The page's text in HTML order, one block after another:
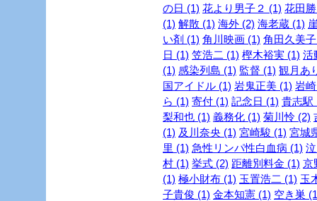
の日 (1) 花より男子２ (1) 花田
(1) 解散 (1) 海外 (2) 海老蔵 (1)
い剤 (1) 角川映画 (1) 角田久美
日 (1) 笠浩二 (1) 樫木裕実 (1) 活
(1) 感染列島 (1) 監督 (1) 観月あ
国アイドル (1) 岩鬼正美 (1) 岩
ら (1) 寄付 (1) 記念日 (1) 貴志駅
梨和也 (1) 義務化 (1) 菊川怜 (2)
(1) 及川奈央 (1) 宮崎駿 (1) 宮城
里 (1) 急性リンパ性白血病 (1)
村 (1) 挙式 (2) 距離別料金 (1) 京
(1) 極小財布 (1) 玉置浩二 (1) 玉
子貴俊 (1) 金本知憲 (1) 空き巣